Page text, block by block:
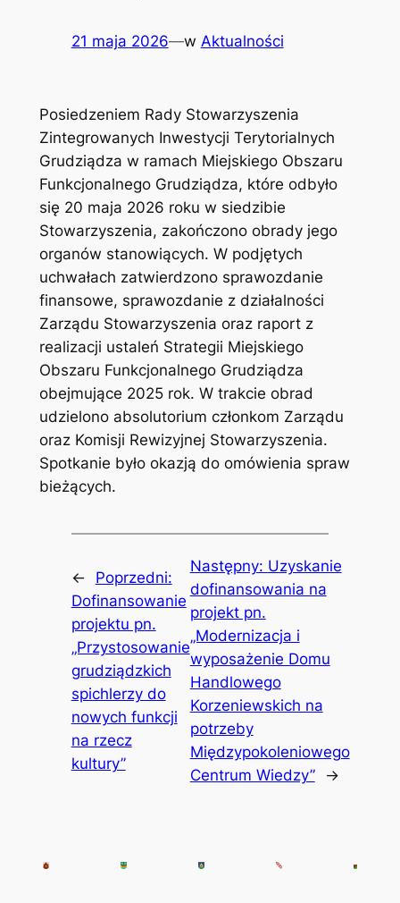
21 maja 2026—w Aktualności
Posiedzeniem Rady Stowarzyszenia
Zintegrowanych Inwestycji Terytorialnych
Grudziądza w ramach Miejskiego Obszaru
Funkcjonalnego Grudziądza, które odbyło
się 20 maja 2026 roku w siedzibie
Stowarzyszenia, zakończono obrady jego
organów stanowiących. W podjętych
uchwałach zatwierdzono sprawozdanie
finansowe, sprawozdanie z działalności
Zarządu Stowarzyszenia oraz raport z
realizacji ustaleń Strategii Miejskiego
Obszaru Funkcjonalnego Grudziądza
obejmujące 2025 rok. W trakcie obrad
udzielono absolutorium członkom Zarządu
oraz Komisji Rewizyjnej Stowarzyszenia.
Spotkanie było okazją do omówienia spraw
bieżących.
←
Poprzedni:
Dofinansowanie
projektu pn.
„Przystosowanie
grudziądzkich
spichlerzy do
nowych funkcji
na rzecz
kultury”
Następny: Uzyskanie
dofinansowania na
projekt pn.
„Modernizacja i
wyposażenie Domu
Handlowego
Korzeniewskich na
potrzeby
Międzypokoleniowego
Centrum Wiedzy”
→